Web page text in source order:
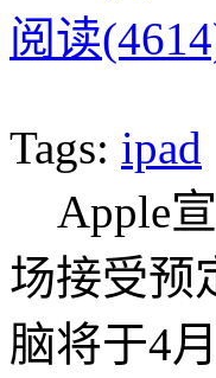
阅读
Tags: ipad
Apple
场接受预
脑将于4